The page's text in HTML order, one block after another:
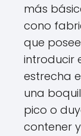
más
cono
que
introducir
estrecha
una
pico o
contener